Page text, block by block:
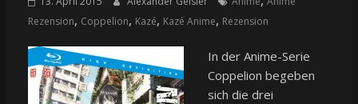
Rezension, Coppelion, Kazé, Kazé Anime, Rezension
In der Anime-Serie
Coppelion begeben
sich die drei